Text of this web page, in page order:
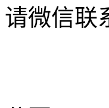
请微信联